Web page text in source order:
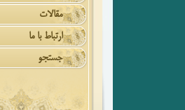
مقالات
ارتباط با ما
جستجو